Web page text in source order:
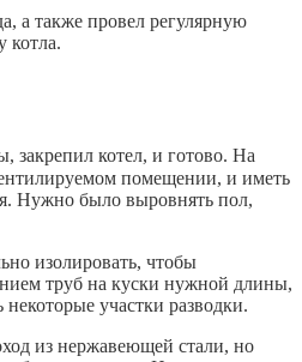
а также провел регулярную
котла.
закрепил котел, и готово. На
помещении, и иметь
Нужно было выровнять пол,
изолировать, чтобы
труб на куски нужной длины,
участки разводки.
из нержавеющей стали, но